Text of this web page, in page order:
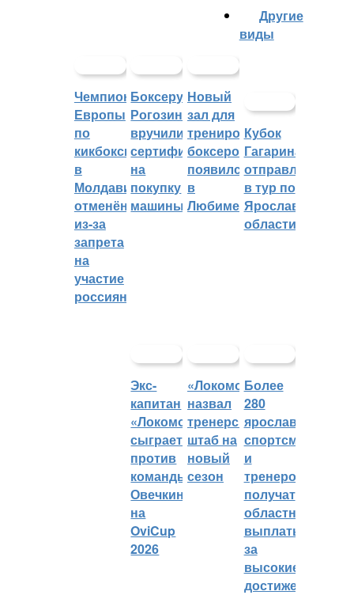
Чемпионат
Европы
по
кикбоксингу
в
Молдавии
отменён
из-за
запрета
на
участие
россиян
Боксеру
Рогозину
вручили
сертификат
на
покупку
машины
Новый
зал для
тренировок
боксеров
появился
в
Любиме
Другие
виды
Кубок
Гагарина
отправляется
в тур по
Ярославской
области
Экс-
капитан
«Локомотива»
сыграет
против
команды
Овечкина
на
OviCup
2026
«Локомотив»
назвал
тренерский
штаб на
новый
сезон
Более
280
ярославских
спортсменов
и
тренеров
получат
областные
выплаты
за
высокие
достижения